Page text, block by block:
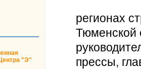
"Э"
регионах
Тюменской
прессы,